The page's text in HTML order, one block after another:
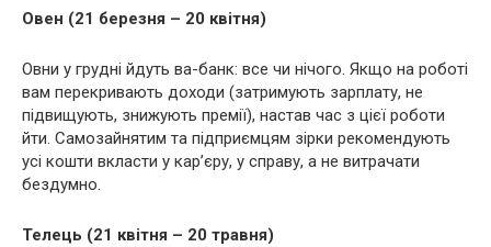
Овен (21 березня – 20 квітня)
Овни у грудні йдуть ва-банк: все чи нічого. Якщо на роботі
вам перекривають доходи (затримують зарплату, не
підвищують, знижують премії), настав час з цієї роботи
йти. Самозайнятим та підприємцям зірки рекомендують
усі кошти вкласти у кар’єру, у справу, а не витрачати
бездумно.
Телець (21 квітня – 20 травня)